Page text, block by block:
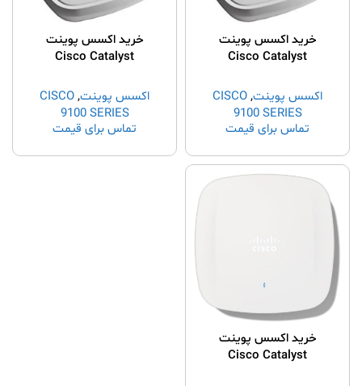
خرید اکسس پوینت
Cisco Catalyst
اکسس پوینت,
CISCO
9100 SERIES
تماس برای قیمت
خرید اکسس پوینت
Cisco Catalyst
اکسس پوینت,
CISCO
9100 SERIES
تماس برای قیمت
خرید اکسس پوینت
Cisco Catalyst